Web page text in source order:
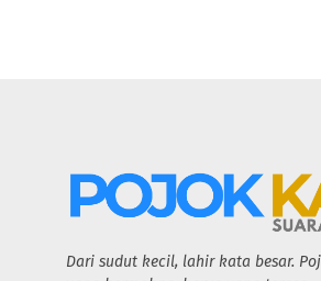
Dari sudut kecil, lahir kata besar.